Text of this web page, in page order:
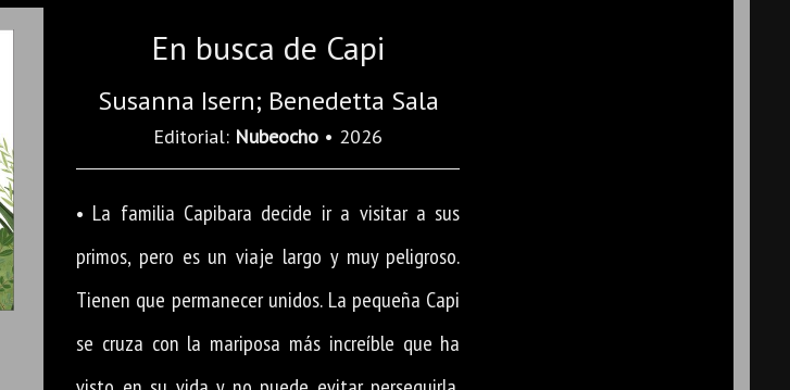
En busca de Capi
Susanna Isern; Benedetta Sala
Editorial: Nubeocho • 2026
• La familia Capibara decide ir a visitar a sus
primos, pero es un viaje largo y muy peligroso.
Tienen que permanecer unidos. La pequeña Capi
se cruza con la mariposa más increíble que ha